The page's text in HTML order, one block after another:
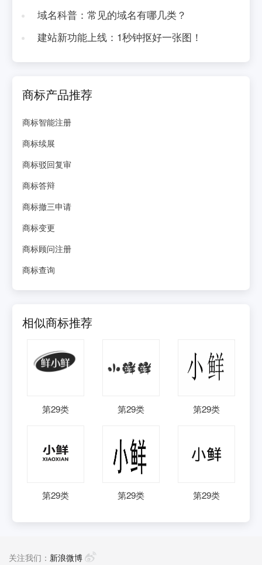
域名科普：常见的域名有哪几类？
建站新功能上线：1秒钟抠好一张图！
商标产品推荐
商标智能注册
商标续展
商标驳回复审
商标答辩
商标撤三申请
商标变更
商标顾问注册
商标查询
相似商标推荐
第29类 第29类 第29类
第29类 第29类 第29类